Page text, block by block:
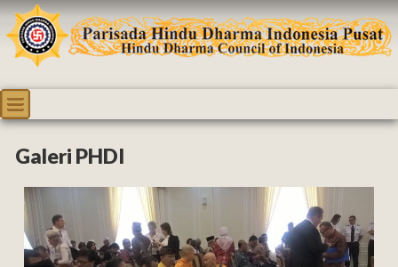
Galeri PHDI